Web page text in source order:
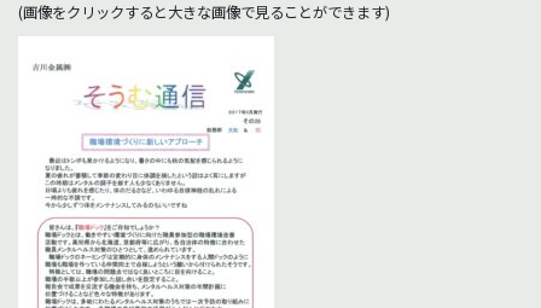
(画像をクリックすると大きな画像で見ることができます)